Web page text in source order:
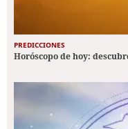
PREDICCIONES
Horóscopo de hoy: